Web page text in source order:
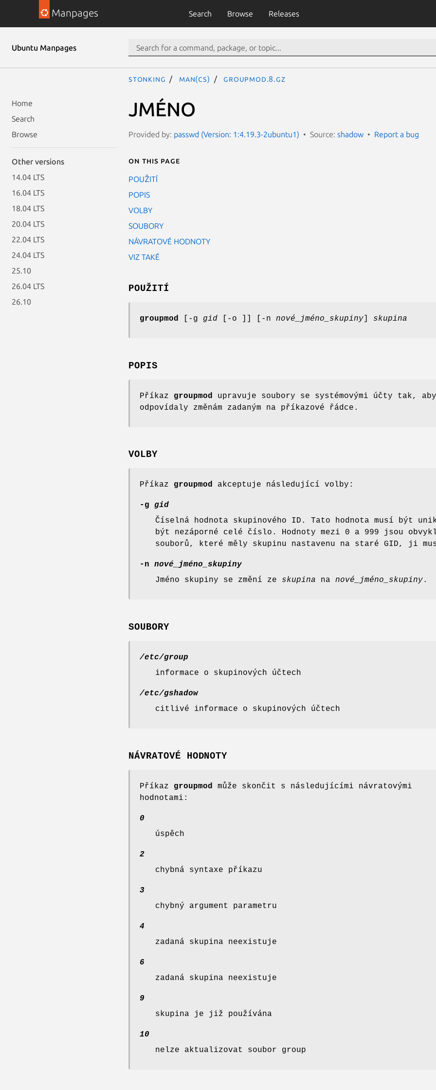
Manpages Search Browse Releases
Ubuntu Manpages
Home
Search
Browse
Other versions
14.04 LTS
16.04 LTS
18.04 LTS
20.04 LTS
22.04 LTS
24.04 LTS
25.10
26.04 LTS
26.10
stonking man(cs) groupmod.8.gz
JMÉNO
Provided by: passwd (Version: 1:4.19.3-2ubuntu1) Source: shadow Report a bug
On this page
POUŽITÍ
POPIS
VOLBY
SOUBORY
NÁVRATOVÉ HODNOTY
VIZ TAKÉ
POUŽITÍ
groupmod [-g gid [-o ]] [-n nové_jméno_skupiny skupina
POPIS
Příkaz groupmod
upravuje soubory se systémovými účty tak, aby
odpovídaly změnám zadaným na příkazové řádce.
VOLBY
Příkaz groupmod akceptuje následující volby:
-g
gid
Číselná hodnota skupinového ID. Tato hodnota musí být
být nezáporné celé číslo. Hodnoty mezi 0 a 999 jsou
souborů, které měly skupinu nastavenu na staré GID, ji
-n
nové_jméno_skupiny
Jméno skupiny se změní ze skupina na nové_jméno_skupiny.
SOUBORY
/etc/group
informace o skupinových účtech
/etc/gshadow
citlivé informace o skupinových účtech
NÁVRATOVÉ HODNOTY
Příkaz groupmod může skončit s následujícími návratovými
hodnotami:
0
úspěch
2
chybná syntaxe příkazu
3
chybný argument parametru
4
zadaná skupina neexistuje
6
zadaná skupina neexistuje
9
skupina je již používána
10
nelze aktualizovat soubor group